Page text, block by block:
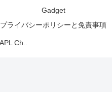
Gadget
プライバシーポリシーと免責事項
Ch..